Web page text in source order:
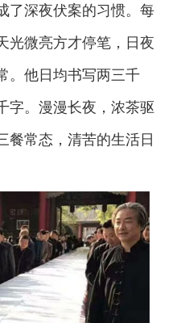
了深夜伏案的习惯。每
光微亮方才停笔，日夜
。他日均书写两三千
字。漫漫长夜，浓茶驱
餐常态，清苦的生活日